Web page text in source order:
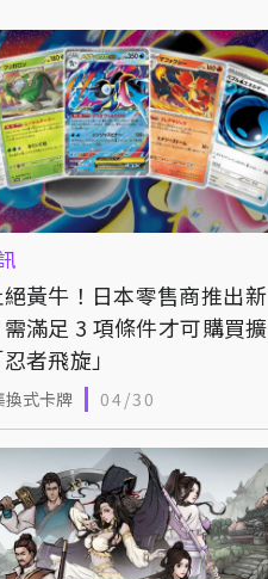
黃牛！日本零售商推出新
滿足 3 項條件才可購買擴
者飛旋」
換式卡牌 04/30